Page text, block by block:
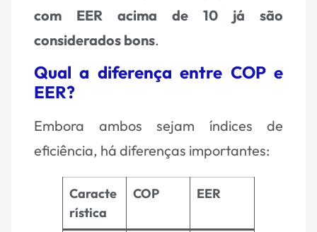
com EER acima de 10 já são
considerados bons.
Qual a diferença entre COP e
EER?
Embora ambos sejam índices de
eficiência, há diferenças importantes:
Caracte
rística
COP EER